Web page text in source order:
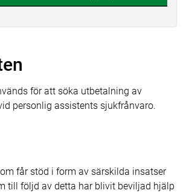
för att söka utbetalning av
personlig assistents sjukfrånvaro.
får stöd i form av särskilda insatser
till följd av detta har blivit beviljad hjälp